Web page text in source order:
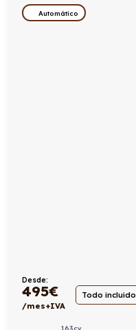
Automático
Desde:
495€
/mes+IVA
Todo incluido
163cv